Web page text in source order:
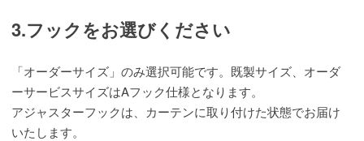
3.フックをお選びください
「オーダーサイズ」のみ選択可能です。既製サイズ、オーダ
ーサービスサイズはAフック仕様となります。
アジャスターフックは、カーテンに取り付けた状態でお届け
いたします。